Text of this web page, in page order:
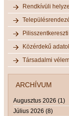
Rendkívüli
Közérdekű
Társadalmi
ARCHÍVUM
Augusztus 2026 (1)
Július 2026 (8)